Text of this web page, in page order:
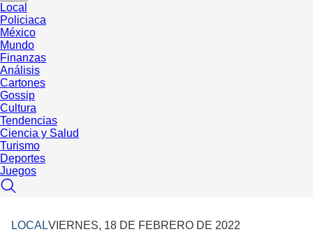
Local
Policiaca
México
Mundo
Finanzas
Análisis
Cartones
Gossip
Cultura
Tendencias
Ciencia y Salud
Turismo
Deportes
Juegos
LOCALVIERNES, 18 DE FEBRERO DE 2022